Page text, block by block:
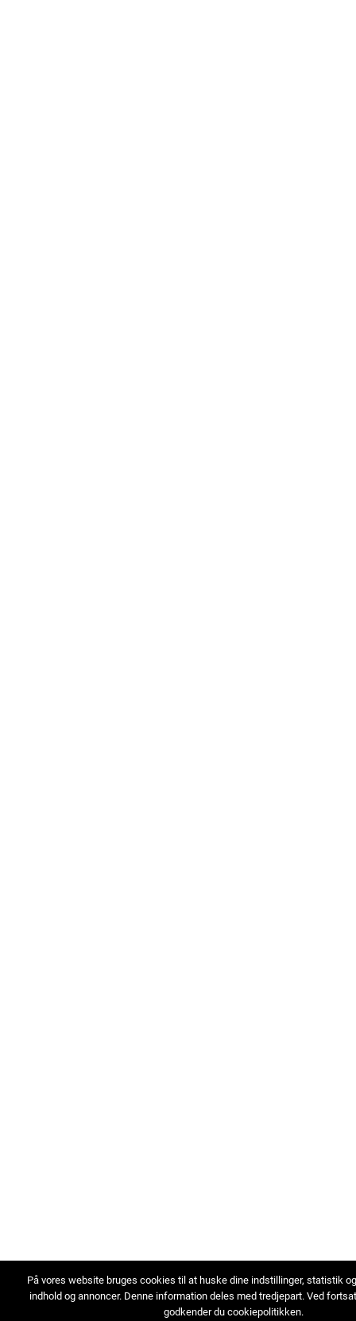
På vores website bruges cookies til at huske dine indstillinger, statistik
indhold og annoncer. Denne information deles med tredjepart. Ved
godkender du cookiepolitikken.